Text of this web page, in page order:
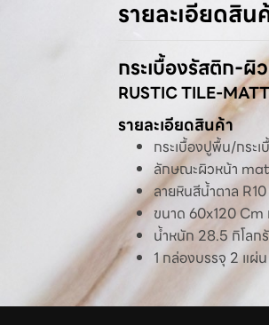
รายละเอียดสิน
กระเบื้องรัสติก-ผิ
RUSTIC TILE-
รายละเอียดสินค้า
กระเบื้องปูพื้น/กระ
ลักษณะผิวหน้า
ลายหินสีน้ำตาล R10
ขนาด 60x120 Cm
น้ำหนัก 28.5 กิโลก
1 กล่องบรรจุ 2 แผ่